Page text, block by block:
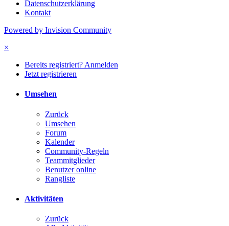
Datenschutzerklärung
Kontakt
Powered by Invision Community
×
Bereits registriert? Anmelden
Jetzt registrieren
Umsehen
Zurück
Umsehen
Forum
Kalender
Community-Regeln
Teammitglieder
Benutzer online
Rangliste
Aktivitäten
Zurück